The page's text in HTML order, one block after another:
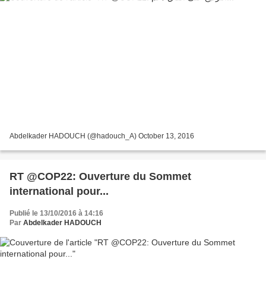
Abdelkader HADOUCH (@hadouch_A) October 13, 2016
RT @COP22: Ouverture du Sommet
international pour...
Publié le 13/10/2016 à 14:16
Par Abdelkader HADOUCH